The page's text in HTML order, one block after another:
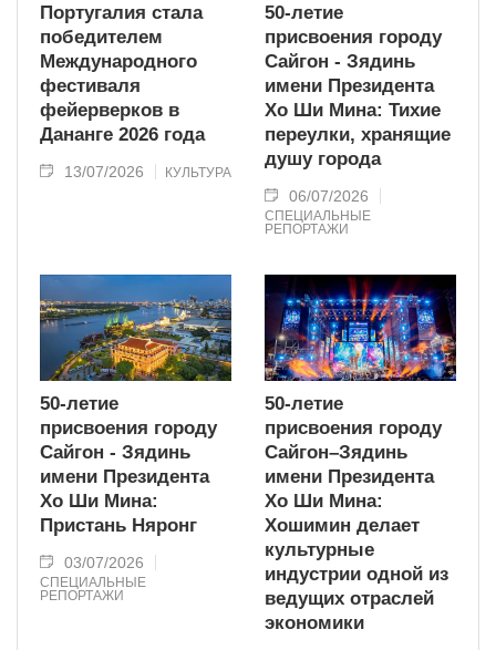
Португалия стала
победителем
Международного
фестиваля
фейерверков в
Дананге 2026 года
13/07/2026 КУЛЬТУРА
50-летие
присвоения городу
Сайгон - Зядинь
имени Президента
Хо Ши Мина: Тихие
переулки, хранящие
душу города
06/07/2026
СПЕЦИАЛЬНЫЕ
РЕПОРТАЖИ
50-летие
присвоения городу
Сайгон - Зядинь
имени Президента
Хо Ши Мина:
Пристань Няронг
03/07/2026
СПЕЦИАЛЬНЫЕ
РЕПОРТАЖИ
50-летие
присвоения городу
Сайгон–Зядинь
имени Президента
Хо Ши Мина:
Хошимин делает
культурные
индустрии одной из
ведущих отраслей
экономики